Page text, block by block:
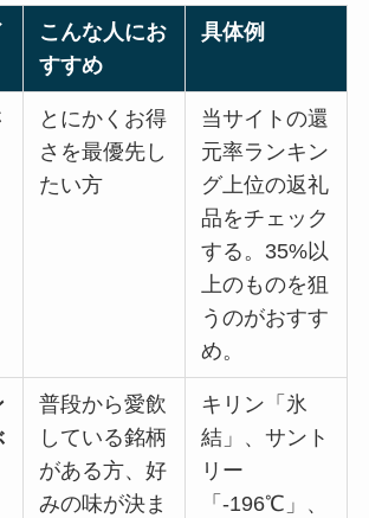
こんな人にお
すすめ
具体例
とにかくお得
さを最優先し
たい方
当サイトの還
元率ランキン
グ上位の返礼
品をチェック
する。35%以
上のものを狙
うのがおすす
め。
普段から愛飲
している銘柄
がある方、好
みの味が決ま
キリン「氷
結」、サント
リー
「-196℃」、